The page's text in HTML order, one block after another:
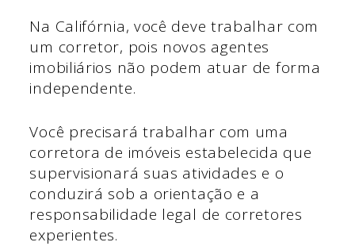
Na Califórnia, você deve trabalhar com
um corretor, pois novos agentes
imobiliários não podem atuar de forma
independente.
Você precisará trabalhar com uma
corretora de imóveis estabelecida que
supervisionará suas atividades e o
conduzirá sob a orientação e a
responsabilidade legal de corretores
experientes.